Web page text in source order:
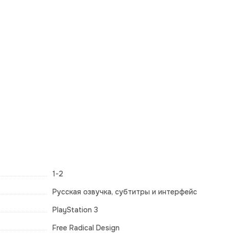
1-2
Русская озвучка, субтитры и интерфейс
PlayStation 3
Free Radical Design